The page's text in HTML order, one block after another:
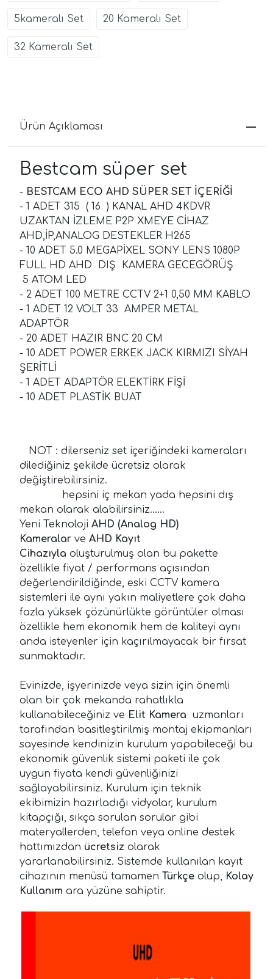
5kameralı Set 20 Kameralı Set
32 Kameralı Set
Ürün Açıklaması
Bestcam süper set
- BESTCAM ECO AHD SÜPER SET İÇERİĞİ
- 1 ADET 315 ( 16 ) KANAL AHD 4KDVR
UZAKTAN İZLEME P2P XMEYE CİHAZ
AHD,İP,ANALOG DESTEKLER H265
- 10 ADET 5.0 MEGAPİXEL SONY LENS 1080P
FULL HD AHD DIŞ KAMERA GECEGÖRÜŞ
5 ATOM LED
- 2 ADET 100 METRE CCTV 2+1 0,50 MM KABLO
- 1 ADET 12 VOLT 33 AMPER METAL
ADAPTÖR
- 20 ADET HAZIR BNC 20 CM
- 10 ADET POWER ERKEK JACK KIRMIZI SİYAH
ŞERİTLİ
- 1 ADET ADAPTÖR ELEKTİRK FİŞİ
- 10 ADET PLASTİK BUAT
NOT : dilerseniz set içeriğindeki kameraları
dilediğiniz şekilde ücretsiz olarak
değiştirebilirsiniz.
hepsini iç mekan yada hepsini dış
mekan olarak alabilirsiniz......
Yeni Teknoloji AHD (Analog HD)
Kameralar ve AHD Kayıt
Cihazıyla oluşturulmuş olan bu pakette
özellikle fiyat / performans açısından
değerlendirildiğinde, eski CCTV kamera
sistemleri ile aynı yakın maliyetlere çok daha
fazla yüksek çözünürlükte görüntüler olması
özellikle hem ekonomik hem de kaliteyi aynı
anda isteyenler için kaçırılmayacak bir fırsat
sunmaktadır.
Evinizde, işyerinizde veya sizin için önemli
olan bir çok mekanda rahatlıkla
kullanabileceğiniz ve Elit Kamera
uzmanları
tarafından basitleştirilmiş montaj ekipmanları
sayesinde kendinizin kurulum yapabileceği bu
ekonomik güvenlik sistemi paketi ile çok
uygun fiyata kendi güvenliğinizi
sağlayabilirsiniz. Kurulum için teknik
ekibimizin hazırladığı vidyolar, kurulum
kitapçığı, sıkça sorulan sorular gibi
materyallerden, telefon veya online destek
hattımızdan ücretsiz olarak
yararlanabilirsiniz. Sistemde kullanılan kayıt
cihazının menüsü tamamen Türkçe olup, Kolay
Kullanım ara yüzüne sahiptir.